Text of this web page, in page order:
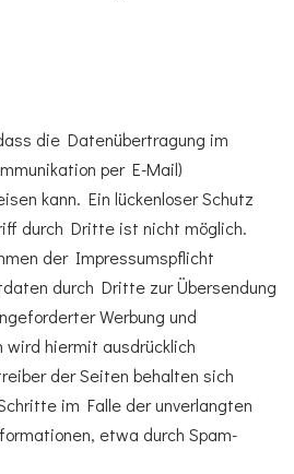
die Datenübertragung im
per E-Mail)
kann. Ein lückenloser Schutz
durch Dritte ist nicht möglich.
der Impressumspflicht
durch Dritte zur Übersendung
Werbung und
hiermit ausdrücklich
der Seiten behalten sich
im Falle der unverlangten
etwa durch Spam-